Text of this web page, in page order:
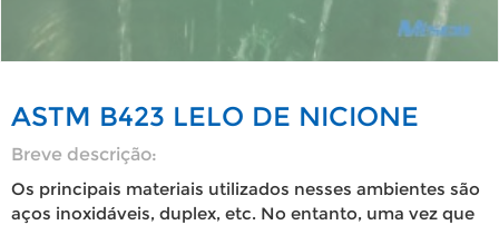
ASTM B423 LELO DE NICIONE
Breve descrição:
Os principais materiais utilizados nesses ambientes são
aços inoxidáveis, duplex, etc. No entanto, uma vez que